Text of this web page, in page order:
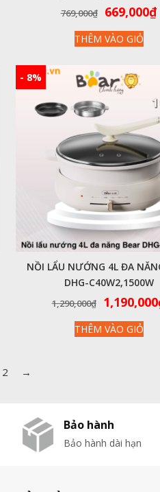
769,000₫
Giá
gốc
là:
669,000₫
THÊM VÀO GIỎ
- 8%
NỒI LẨU NƯỚNG 4L ĐA
DHG-C40W2,1500W
1,290,000₫
Giá
gốc
là:
1,190,000
THÊM VÀO GIỎ
2 →
Bảo hành
Bảo hành dài hạn